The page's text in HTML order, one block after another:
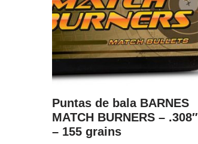
Puntas de bala BARNES
MATCH BURNERS – .308″
– 155 grains